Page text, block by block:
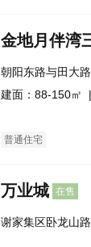
金地月伴湾
朝阳东路与田大
建面：88-150㎡ |
普通住宅
万业城 在售
谢家集区卧龙山